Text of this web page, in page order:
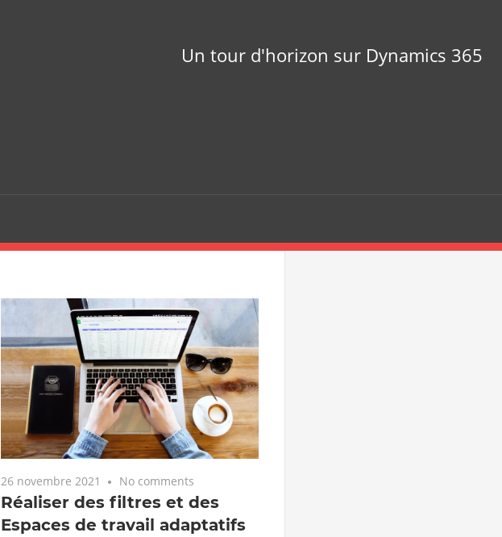
Un tour d'horizon sur Dynamics 365
26 novembre 2021 No comments
Réaliser des filtres et des
Espaces de travail adaptatifs